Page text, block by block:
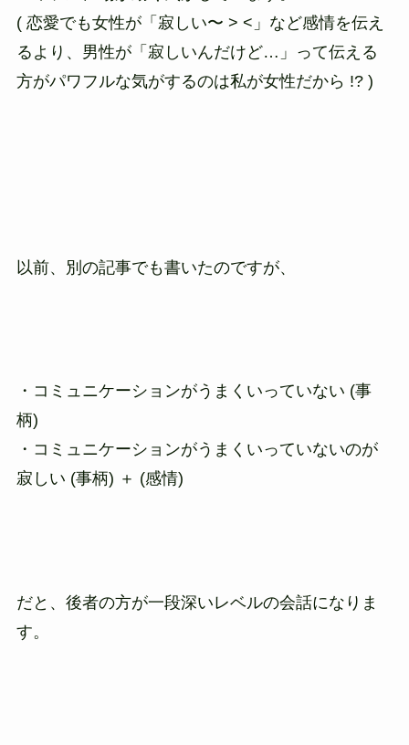
( 恋愛でも女性が「寂しい〜 > <」など感情を伝え
るより、男性が「寂しいんだけど…」って伝える
方がパワフルな気がするのは私が女性だから !? )
以前、別の記事でも書いたのですが、
・コミュニケーションがうまくいっていない (事
柄)
・コミュニケーションがうまくいっていないのが
寂しい (事柄) ＋ (感情)
だと、後者の方が一段深いレベルの会話になりま
す。